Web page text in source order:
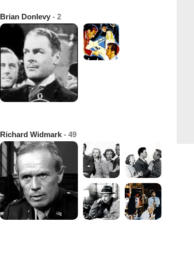
Brian Donlevy - 2
Richard Widmark - 49